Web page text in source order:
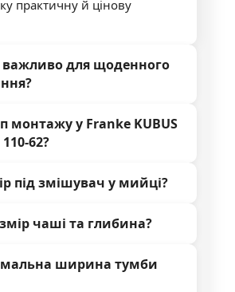
практичну й цінову
для щоденного
монтажу у Franke KUBUS
62?
під змішувач у мийці?
чаші та глибина?
ширина тумби